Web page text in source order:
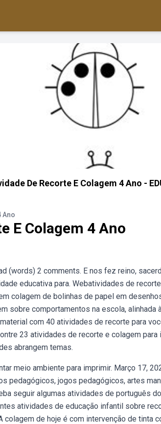
De Recorte E Colagem 4 Ano -
Ano
E Colagem 4 Ano
(words) 2 comments. E nos fez reino,
educativa para. Webatividades de
colagem de bolinhas de papel em
sobre comportamentos na escola, alinhada
com 40 atividades de recorte para
23 atividades de recorte e colagem
abrangem temas.
meio ambiente para imprimir. Março 17,
pedagógicos, jogos pedagógicos, artes
seguir algumas atividades de português do
atividades de educação infantil sobre
de hoje é com intervenção de tinta